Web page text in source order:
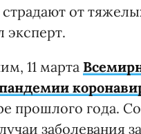
от
эксперт.
11 марта
прошлого года.
заболевания